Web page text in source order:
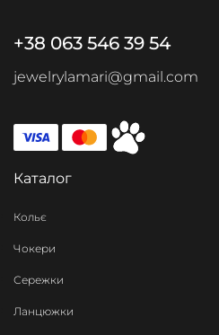
+38 063 546 39 54
jewelrylamari@gmail.com
Каталог
Кольє
Чокери
Сережки
Ланцюжки